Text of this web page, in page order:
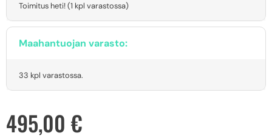
Toimitus heti! (1 kpl varastossa)
Maahantuojan varasto:
33 kpl varastossa.
495,00 €